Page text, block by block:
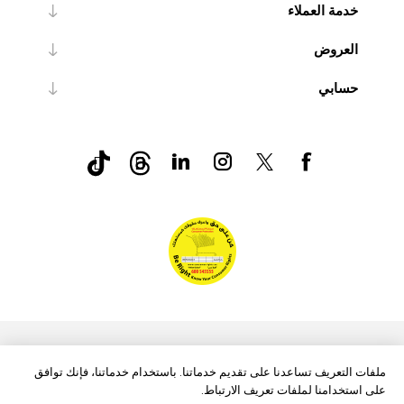
خدمة العملاء
العروض
حسابي
ملفات التعريف تساعدنا على تقديم خدماتنا. باستخدام خدماتنا، فإنك توافق
على استخدامنا لملفات تعريف الارتباط.